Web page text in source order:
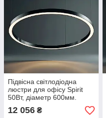
Підвісна світлодіодна
люстри для офісу Spirit
50Вт, діаметр 600мм.
Освітлення для магазину,
бару, кафе
12 056 ₴